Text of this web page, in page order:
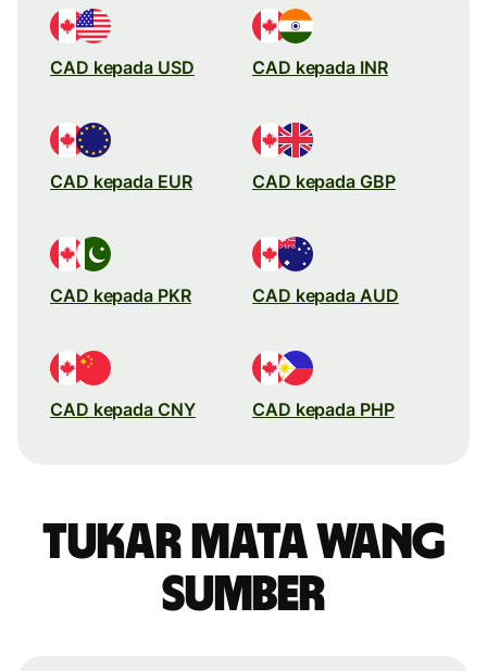
CAD kepada USD CAD kepada INR
CAD kepada EUR CAD kepada GBP
CAD kepada PKR CAD kepada AUD
CAD kepada CNY CAD kepada PHP
Tukar mata wang
sumber